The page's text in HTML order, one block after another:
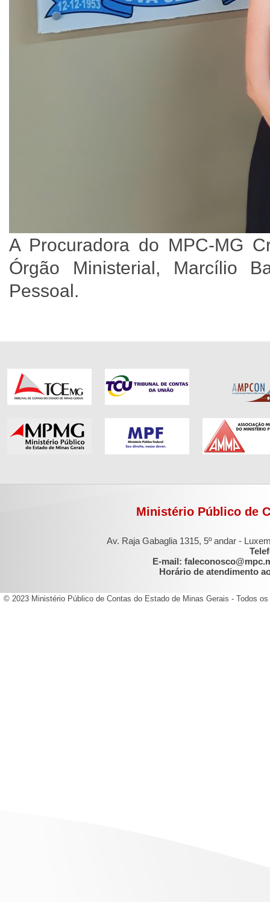
A Procuradora do MPC-MG
Órgão Ministerial, Marcílio
Pessoal.
Ministério Público de
Av. Raja Gabaglia 1315, 5º andar -
E-mail:
Horário de atendimento
© 2023 Ministério Público de Contas do Estado de Minas Gerais - Todos